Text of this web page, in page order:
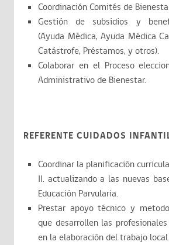
Coordinación Comités de
Gestión de subsidios y
(Ayuda Médica, Ayuda Médica
Catástrofe, Préstamos, y otros).
Colaborar en el Proceso
Administrativo de Bienestar.
REFERENTE CUIDADOS
Coordinar la planificación
II. actualizando a las nuevas
Educación Parvularia.
Prestar apoyo técnico y
que desarrollen las
en la elaboración del trabajo